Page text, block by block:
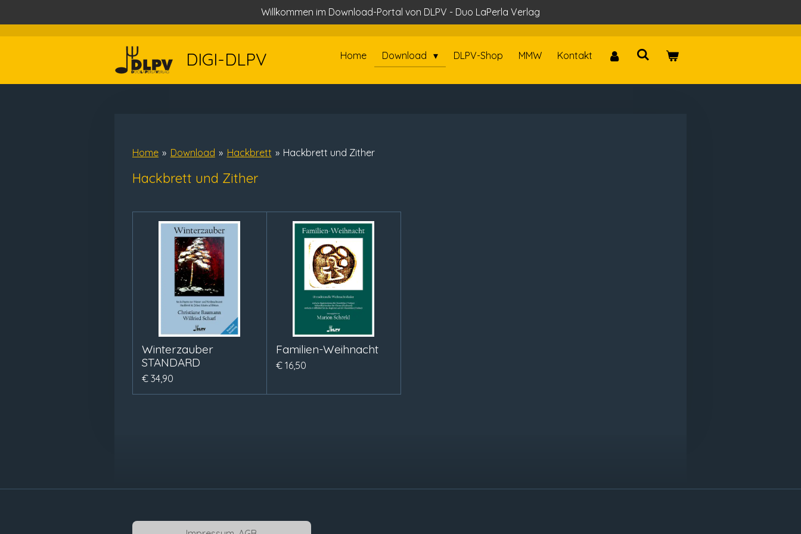
Hauptinhalt
Willkommen im Download-Portal von DLPV - Duo LaPerla Verlag
DIGI-DLPV Home Download DLPV-Shop MMW Kontakt
Home » Download » Hackbrett » Hackbrett und Zither
Hackbrett und Zither
Winterzauber
STANDARD
€ 34,90
Familien-Weihnacht
€ 16,50